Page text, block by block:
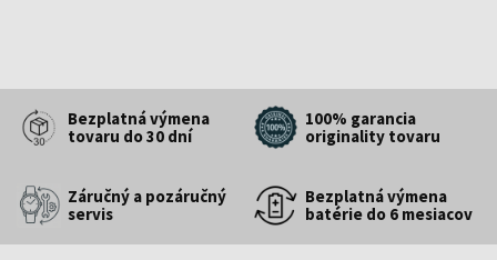
Bezplatná výmena
tovaru do 30 dní
100% garancia
originality tovaru
Záručný a pozáručný
servis
Bezplatná výmena
batérie do 6 mesiacov